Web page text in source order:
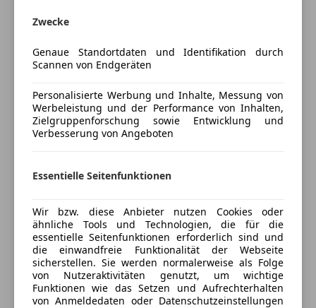
Bluetooth
Freisprecheinrichtung
MP3
Radio
Soundsystem
ABS
Airbag hinten
Beifahrerairbag
ESP
Fahrerairbag
Isofix
Das Auto ist über den Winter abgemeldet
Preisbewertung
Mehr anzeigen
Versicherung
Kfz-Versicherung
Versicherungsschutz an Ihre Bedürfnisse
anpassen
Freischaden-Gutschein ab Stufe 0
Auto einfach online versichern & Rabatt holen
Zwecke
Genaue Standortdaten und Identifikation durch
Scannen von Endgeräten
Personalisierte Werbung und Inhalte, Messung von
Werbeleistung und der Performance von Inhalten,
Zielgruppenforschung sowie Entwicklung und
Verbesserung von Angeboten
Essentielle Seitenfunktionen
Wir bzw. diese Anbieter nutzen Cookies oder
ähnliche Tools und Technologien, die für die
essentielle Seitenfunktionen erforderlich sind und
die einwandfreie Funktionalität der Webseite
sicherstellen. Sie werden normalerweise als Folge
von Nutzeraktivitäten genutzt, um wichtige
Funktionen wie das Setzen und Aufrechterhalten
von Anmeldedaten oder Datenschutzeinstellungen